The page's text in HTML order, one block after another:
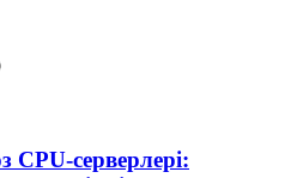
серверлері: